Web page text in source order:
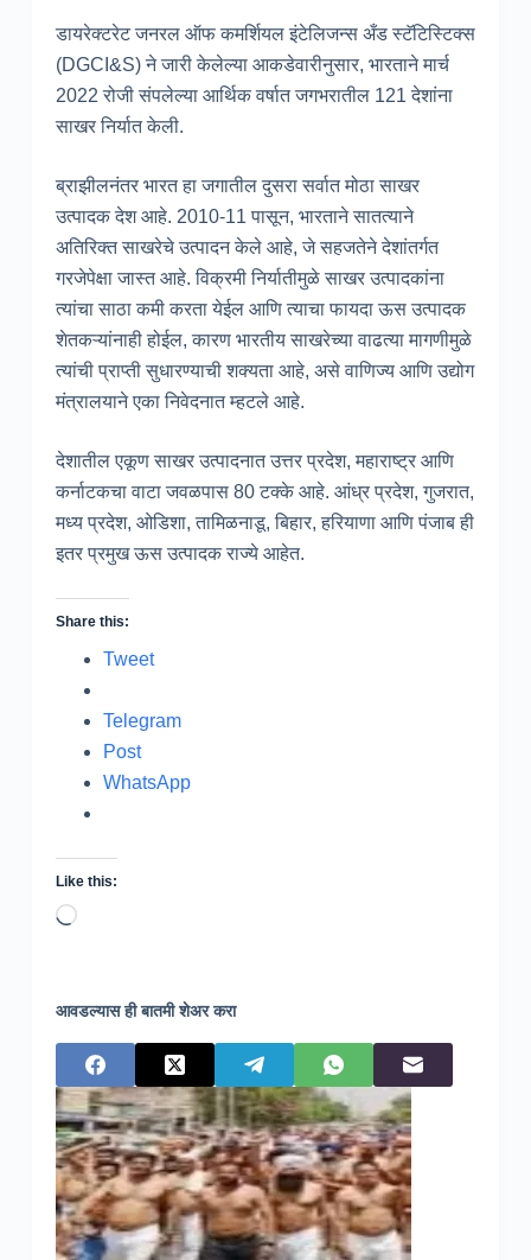
डायरेक्टरेट जनरल ऑफ कमर्शियल इंटेलिजन्स अँड स्टॅटिस्टिक्स
(DGCI&S) ने जारी केलेल्या आकडेवारीनुसार, भारताने मार्च
2022 रोजी संपलेल्या आर्थिक वर्षात जगभरातील 121 देशांना
साखर निर्यात केली.
ब्राझीलनंतर भारत हा जगातील दुसरा सर्वात मोठा साखर
उत्पादक देश आहे. 2010-11 पासून, भारताने सातत्याने
अतिरिक्त साखरेचे उत्पादन केले आहे, जे सहजतेने देशांतर्गत
गरजेपेक्षा जास्त आहे. विक्रमी निर्यातीमुळे साखर उत्पादकांना
त्यांचा साठा कमी करता येईल आणि त्याचा फायदा ऊस उत्पादक
शेतकऱ्यांनाही होईल, कारण भारतीय साखरेच्या वाढत्या मागणीमुळे
त्यांची प्राप्ती सुधारण्याची शक्यता आहे, असे वाणिज्य आणि उद्योग
मंत्रालयाने एका निवेदनात म्हटले आहे.
देशातील एकूण साखर उत्पादनात उत्तर प्रदेश, महाराष्ट्र आणि
कर्नाटकचा वाटा जवळपास 80 टक्के आहे. आंध्र प्रदेश, गुजरात,
मध्य प्रदेश, ओडिशा, तामिळनाडू, बिहार, हरियाणा आणि पंजाब ही
इतर प्रमुख ऊस उत्पादक राज्ये आहेत.
Share this:
Tweet
Telegram
Post
WhatsApp
Like this:
Loading…
आवडल्यास ही बातमी शेअर करा